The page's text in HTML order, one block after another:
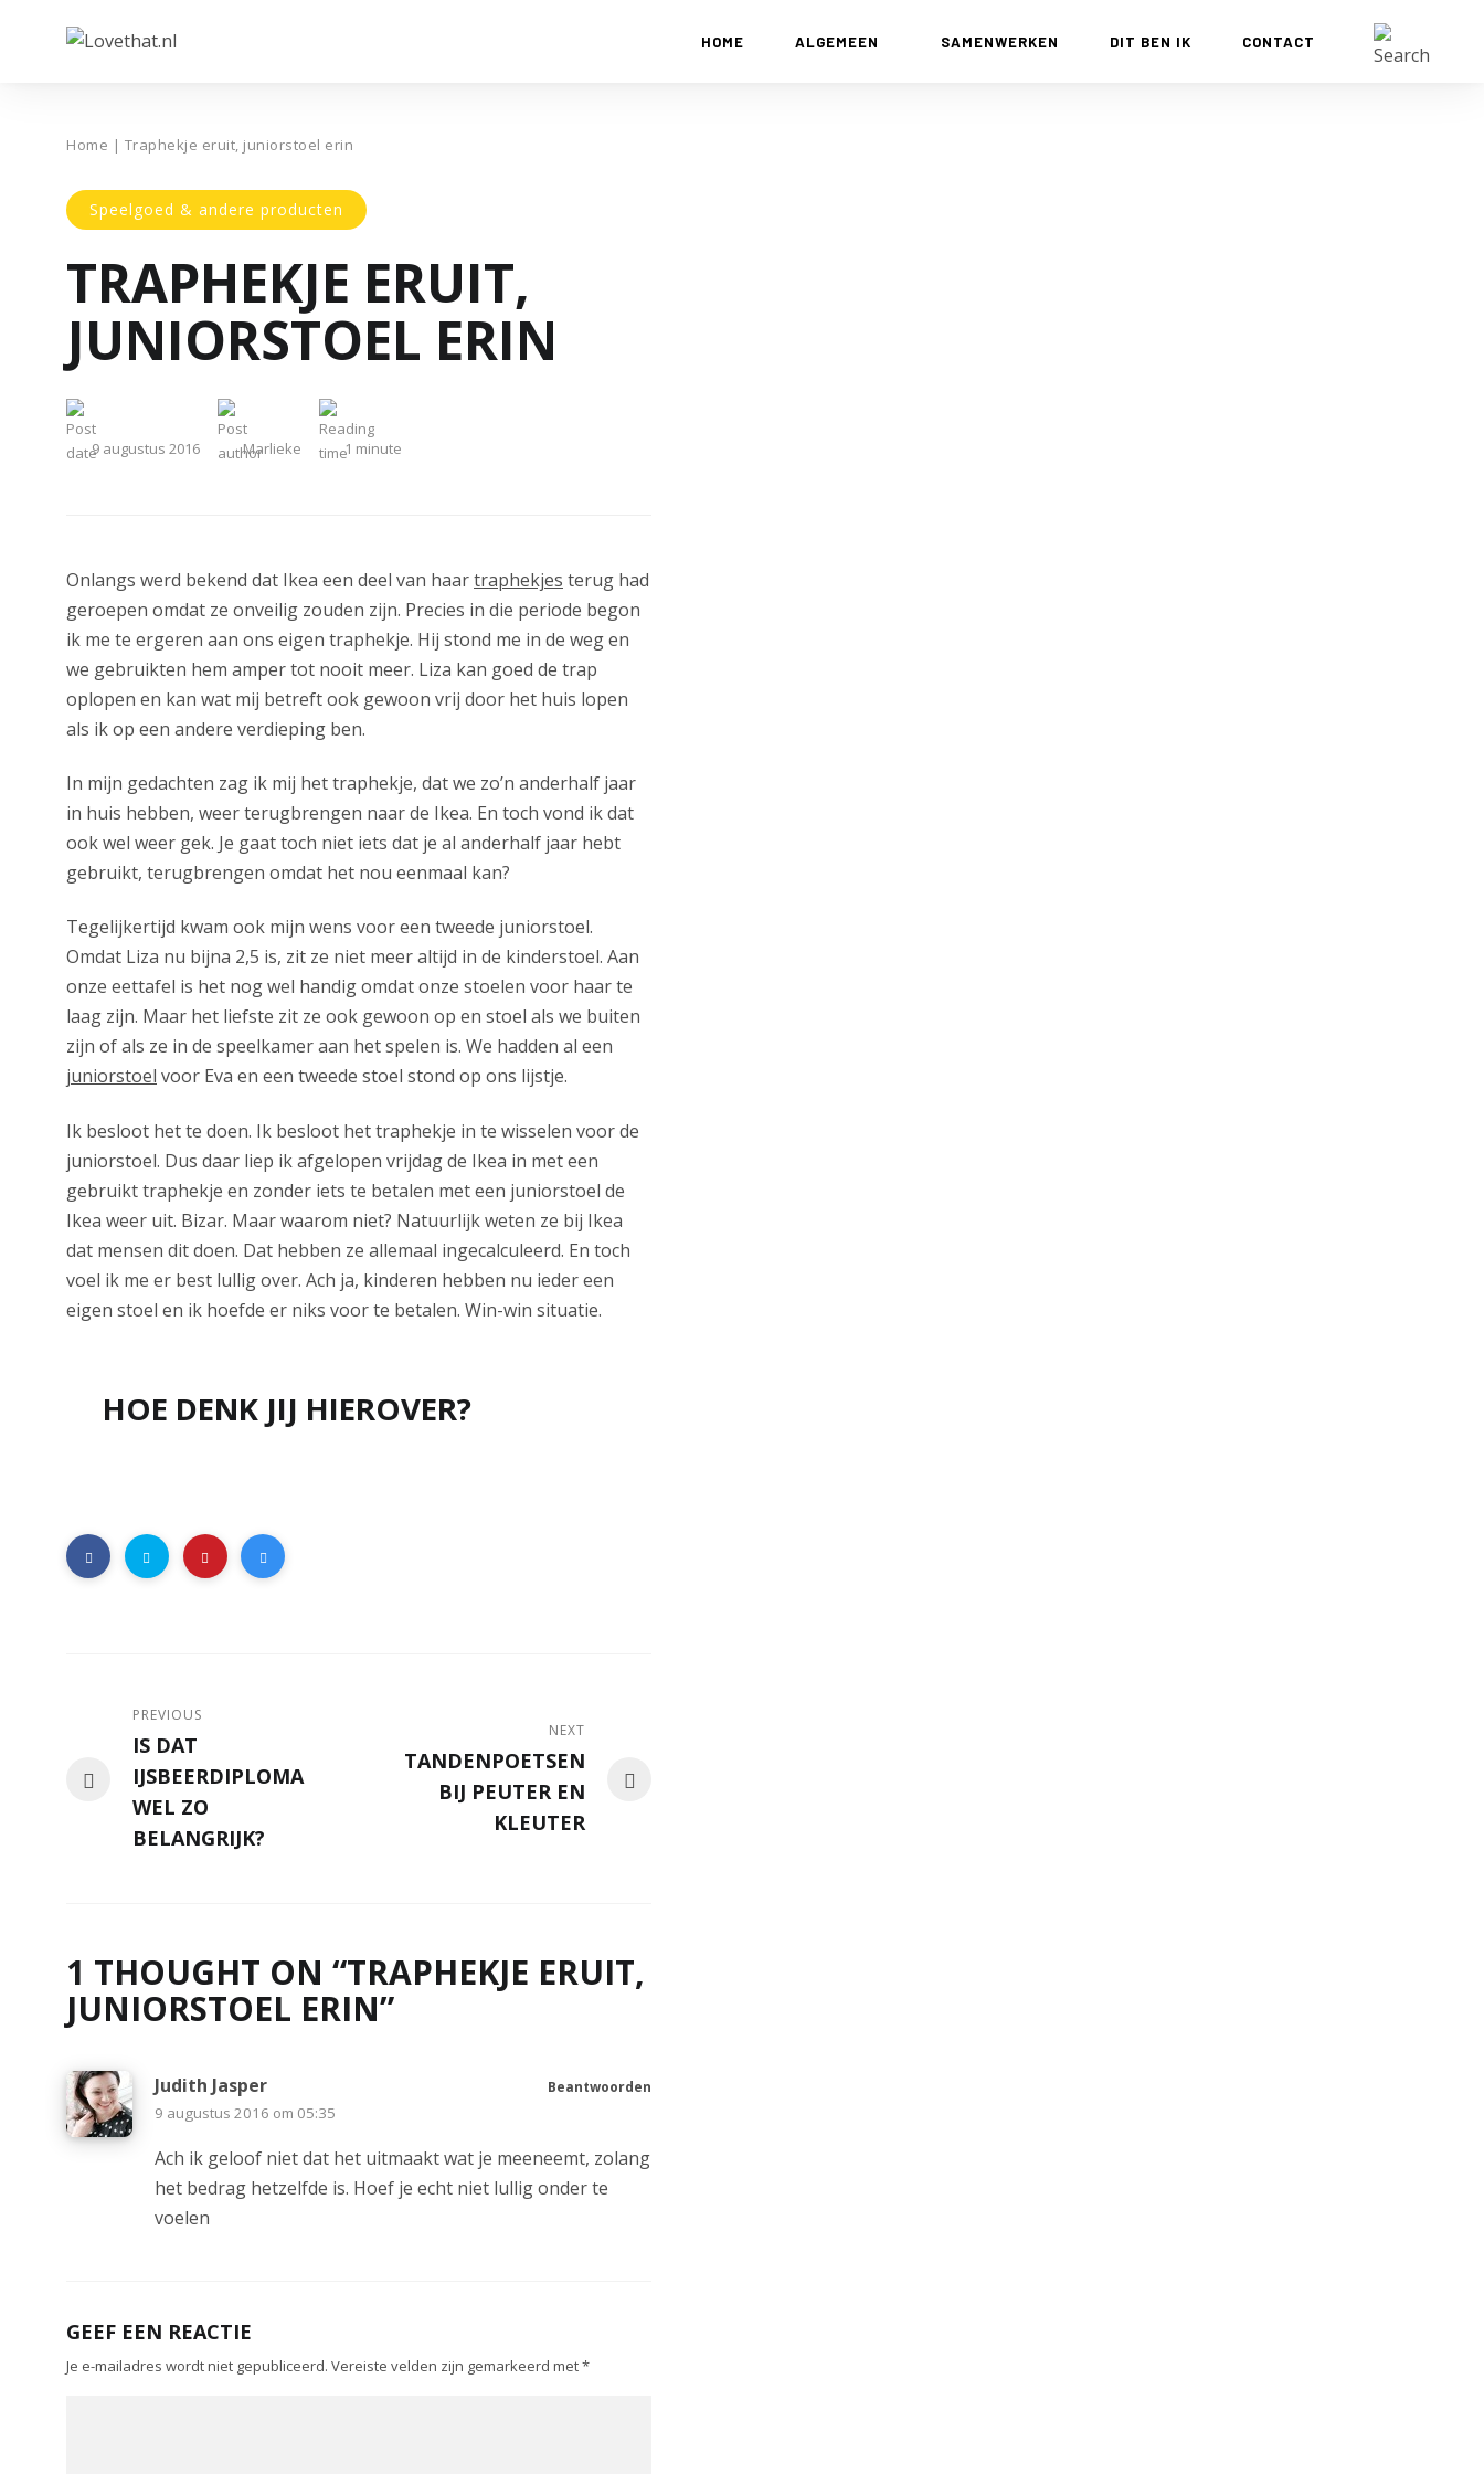
HOME ALGEMEEN SAMENWERKEN DIT BEN IK CONTACT
Home | Traphekje eruit, juniorstoel erin
Speelgoed & andere producten
TRAPHEKJE ERUIT,
JUNIORSTOEL ERIN
9 augustus 2016 Marlieke 1 minute
Onlangs werd bekend dat Ikea een deel van haartraphekjes terug had
geroepen omdat ze onveilig zouden zijn. Precies in die periode begon
ik me te ergeren aan ons eigen traphekje. Hij stond me in de weg en
we gebruikten hem amper tot nooit meer. Liza kan goed de trap
oplopen en kan wat mij betreft ook gewoon vrij door het huis lopen
als ik op een andere verdieping ben.
In mijn gedachten zag ik mij het traphekje, dat we zo’n anderhalf jaar
in huis hebben, weer terugbrengen naar de Ikea. En toch vond ik dat
ook wel weer gek. Je gaat toch niet iets dat je al anderhalf jaar hebt
gebruikt, terugbrengen omdat het nou eenmaal kan?
Tegelijkertijd kwam ook mijn wens voor een tweede juniorstoel.
Omdat Liza nu bijna 2,5 is, zit ze niet meer altijd in de kinderstoel. Aan
onze eettafel is het nog wel handig omdat onze stoelen voor haar te
laag zijn. Maar het liefste zit ze ook gewoon op en stoel als we buiten
zijn of als ze in de speelkamer aan het spelen is. We hadden al een
juniorstoel voor Eva en een tweede stoel stond op ons lijstje.
Ik besloot het te doen. Ik besloot het traphekje in te wisselen voor de
juniorstoel. Dus daar liep ik afgelopen vrijdag de Ikea in met een
gebruikt traphekje en zonder iets te betalen met een juniorstoel de
Ikea weer uit. Bizar. Maar waarom niet? Natuurlijk weten ze bij Ikea
dat mensen dit doen. Dat hebben ze allemaal ingecalculeerd. En toch
voel ik me er best lullig over. Ach ja, kinderen hebben nu ieder een
eigen stoel en ik hoefde er niks voor te betalen. Win-win situatie.
HOE DENK JIJ HIEROVER?
PREVIOUS
IS DAT
IJSBEERDIPLOMA
WEL ZO
BELANGRIJK?
NEXT
TANDENPOETSEN
BIJ PEUTER EN
KLEUTER
1 THOUGHT ON “TRAPHEKJE ERUIT,
JUNIORSTOEL ERIN”
Judith Jasper
9 augustus 2016 om 05:35
Ach ik geloof niet dat het uitmaakt wat je meeneemt, zolang
het bedrag hetzelfde is. Hoef je echt niet lullig onder te
voelen
Beantwoorden
GEEF EEN REACTIE
Je e-mailadres wordt niet gepubliceerd. Vereiste velden zijn gemarkeerd met*